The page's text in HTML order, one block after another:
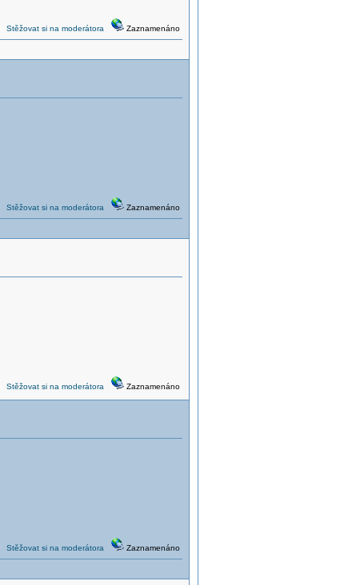
Stěžovat si na moderátora Zaznamenáno
Stěžovat si na moderátora Zaznamenáno
Stěžovat si na moderátora Zaznamenáno
Stěžovat si na moderátora Zaznamenáno